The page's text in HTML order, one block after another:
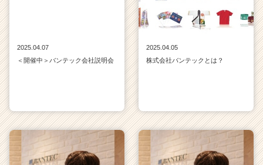
2025.04.07
＜開催中＞バンテック会社説明会
2025.04.05
株式会社バンテックとは？